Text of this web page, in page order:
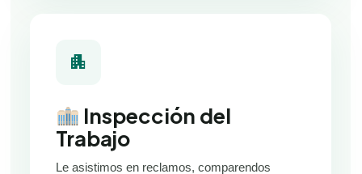
apartment
Inspección del
Trabajo
Le asistimos en reclamos, comparendos